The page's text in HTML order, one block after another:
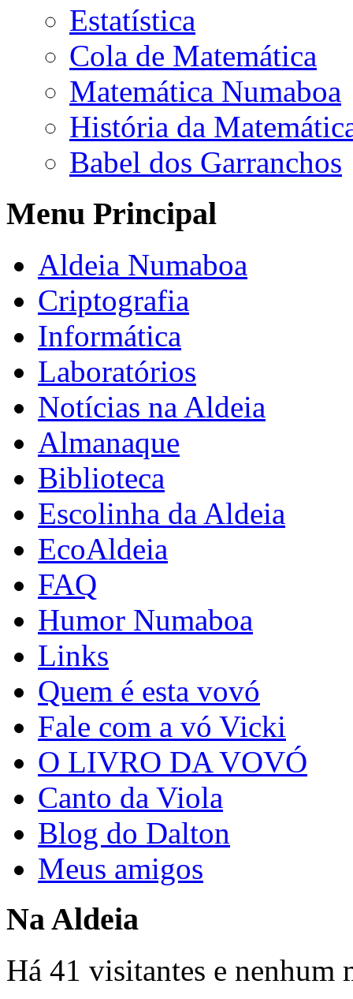
Estatística
Cola de Matemática
Matemática Numaboa
História da
Babel dos Garranchos
Menu Principal
Aldeia Numaboa
Criptografia
Informática
Laboratórios
Notícias na Aldeia
Almanaque
Biblioteca
Escolinha da Aldeia
EcoAldeia
FAQ
Humor Numaboa
Links
Quem é esta vovó
Fale com a vó Vicki
O LIVRO DA VOVÓ
Canto da Viola
Blog do Dalton
Meus amigos
Na Aldeia
Há 41 visitantes e nenhum